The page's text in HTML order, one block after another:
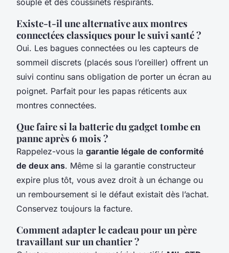
Existe-t-il une alternative aux montres
connectées classiques pour le suivi santé ?
Oui. Les bagues connectées ou les capteurs de
sommeil discrets (placés sous l’oreiller) offrent un
suivi continu sans obligation de porter un écran au
poignet. Parfait pour les papas réticents aux
montres connectées.
Que faire si la batterie du gadget tombe en
panne après 6 mois ?
Rappelez-vous la garantie légale de conformité
de deux ans. Même si la garantie constructeur
expire plus tôt, vous avez droit à un échange ou
un remboursement si le défaut existait dès l’achat.
Conservez toujours la facture.
Comment adapter le cadeau pour un père
travaillant sur un chantier ?